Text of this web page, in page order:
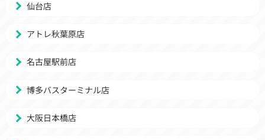
仙台店
アトレ秋葉原店
名古屋駅前店
博多バスターミナル店
大阪日本橋店